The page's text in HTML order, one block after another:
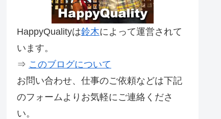
HappyQualityは鈴木によって運営されて
います。
⇒ このブログについて
お問い合わせ、仕事のご依頼などは下記
のフォームよりお気軽にご連絡くださ
い。